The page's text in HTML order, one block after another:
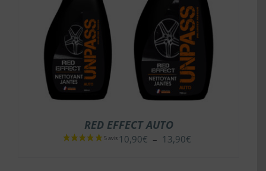
RED EFFECT AUTO
10,90€ – 13,90€